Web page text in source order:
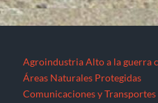
Agroindustria Alto a la guerra
Áreas Naturales Protegidas
Comunicaciones y Transportes